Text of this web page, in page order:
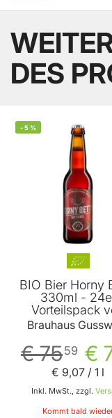
DES
-5 %
BIO Bier Horny
330ml -
Vorteilspack
Brauhaus
Brauhaus
€
€ 7559
Inkl. MwSt., zzgl.
€ 9,07 / 1 l
Kommt bald